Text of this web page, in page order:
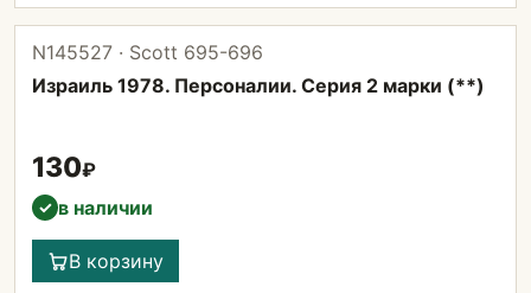
N145527 · Scott 695-696
Израиль 1978. Персоналии. Серия 2 марки (**)
130₽
✓ в наличии
В корзину